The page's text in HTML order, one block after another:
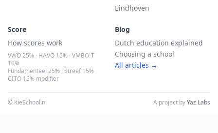
Eindhoven
Score
How scores work
VWO 25% · HAVO 15% · VMBO-T
10%
Fundamenteel 25% · Streef 15%
CITO 15% modifier
Blog
Dutch education explained
Choosing a school
All articles →
© KieSchool.nl A project byYaz Labs